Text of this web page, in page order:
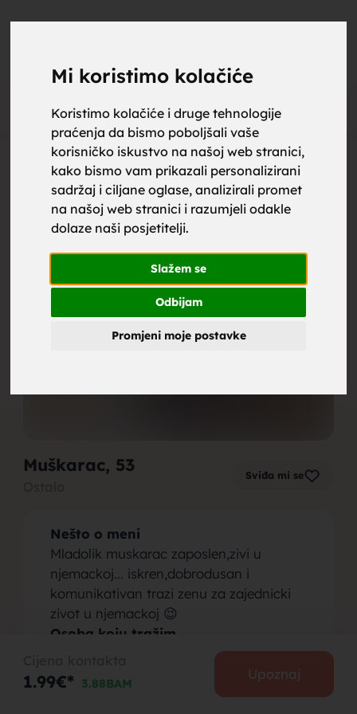
Mi koristimo kolačiće
Koristimo kolačiće i druge tehnologije
praćenja da bismo poboljšali vaše
korisničko iskustvo na našoj web stranici,
kako bismo vam prikazali personalizirani
sadržaj i ciljane oglase, analizirali promet
na našoj web stranici i razumjeli odakle
dolaze naši posjetitelji.
Slažem se
Odbijam
Promjeni moje postavke
Oglas
Muškarac, 53 Sviđa mi se
Nešto o meni
Mladolik muskarac zaposlen,zivi u
njemackoj... iskren,dobrodusan i
komunikativan trazi zenu za zajednicki
zivot u njemackoj 😉
Osoba koju tražim
Zena od 38-50 godina..iskrena vjerna i
dobrodusna
1.99€* 3.88BAM
Upoznaj
upoznaj
za brak,
zene za
brak,
muskarci
za brak,